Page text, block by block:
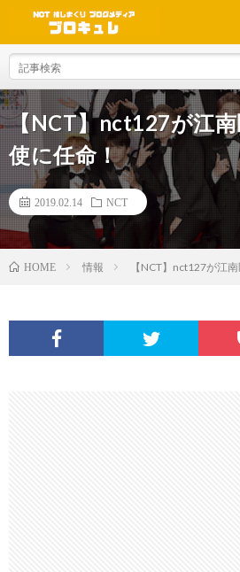
【NCT】nct127が江
使に任命！
2019.02.14 NCT
HOME 情報 【NCT】nct127が江